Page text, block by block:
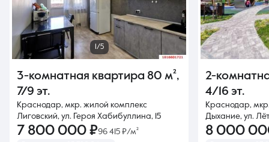
1/5
3-комнатная квартира 80 м²,
7/9 эт.
Краснодар, мкр. жилой комплекс
Лиговский, ул. Героя Хабибуллина, 15
7 800 000 ₽96 415 ₽/м²
2-
4/16 эт.
Краснодар,
Дыхание, ул.
8 000